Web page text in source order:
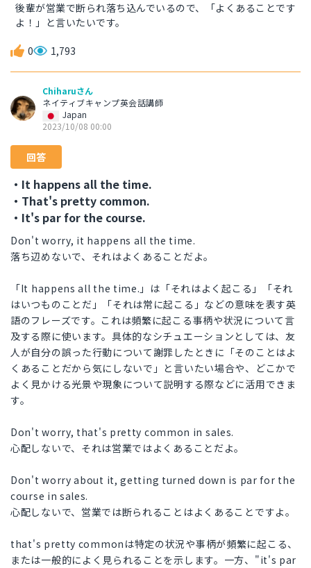
後輩が営業で断られ落ち込んでいるので、「よくあることです
よ！」と言いたいです。
0 1,793
Chiharuさん
ネイティブキャンプ英会話講師
Japan
2023/10/08 00:00
回答
・It happens all the time.
・That's pretty common.
・It's par for the course.
Don't worry, it happens all the time.
落ち辺めないで、それはよくあることだよ。
「It happens all the time.」は「それはよく起こる」「それ
はいつものことだ」「それは常に起こる」などの意味を表す英
語のフレーズです。これは頻繁に起こる事柄や状況について言
及する際に使います。具体的なシチュエーションとしては、友
人が自分の誤った行動について謝罪したときに「そのことはよ
くあることだから気にしないで」と言いたい場合や、どこかで
よく見かける光景や現象について説明する際などに活用できま
す。
Don't worry, that's pretty common in sales.
心配しないで、それは営業ではよくあることだよ。
Don't worry about it, getting turned down is par for the
course in sales.
心配しないで、営業では断られることはよくあることですよ。
that's pretty commonは特定の状況や事柄が頻繁に起こる、
または一般的によく見られることを示します。一方、"it's par